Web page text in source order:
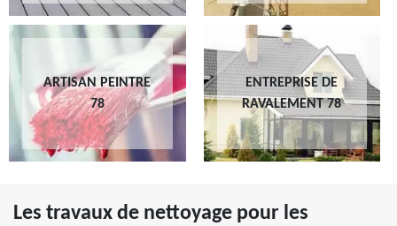
ARTISAN PEINTRE
78
ENTREPRISE DE
RAVALEMENT 78
Les travaux de nettoyage pour les